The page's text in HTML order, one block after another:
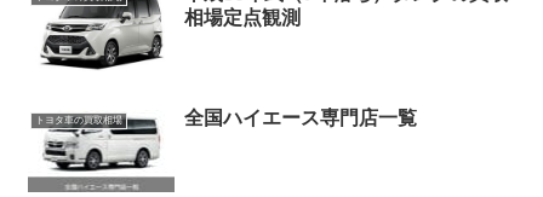
相場定点観測
トヨタ車の買取相場 全国ハイエース専門店一覧